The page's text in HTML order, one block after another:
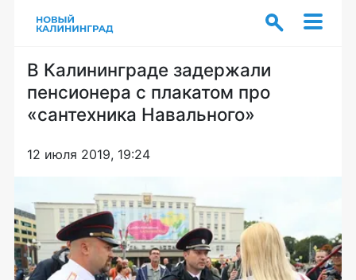
В Калининграде задержали
пенсионера с плакатом про
«сантехника Навального»
12 июля 2019, 19:24